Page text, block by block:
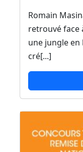
Romain
retrouvé face
une jungle en
cré[...]